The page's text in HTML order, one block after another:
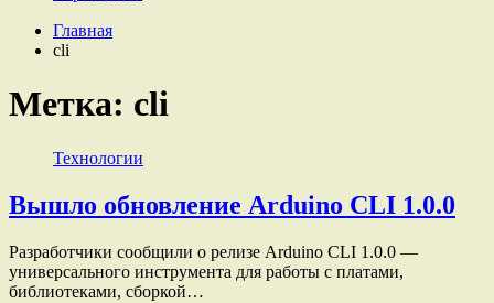
Главная
cli
Метка: cli
Технологии
Вышло обновление Arduino CLI 1.0.0
Разработчики сообщили о релизе Arduino CLI 1.0.0 —
универсального инструмента для работы с платами,
библиотеками, сборкой…